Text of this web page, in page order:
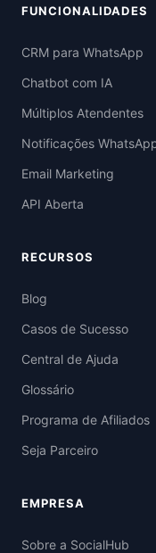
FUNCIONALIDADES
CRM para WhatsApp
Chatbot com IA
Múltiplos Atendentes
Notificações
Email Marketing
API Aberta
RECURSOS
Blog
Casos de Sucesso
Central de Ajuda
Glossário
Programa de Afiliados
Seja Parceiro
EMPRESA
Sobre a SocialHub